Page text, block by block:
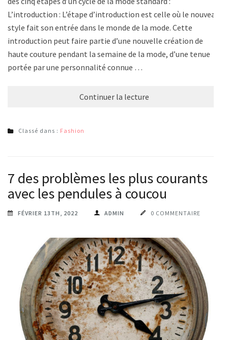
L’introduction : L’étape d’introduction est celle où le nouveau
style fait son entrée dans le monde de la mode. Cette
introduction peut faire partie d’une nouvelle création de
haute couture pendant la semaine de la mode, d’une tenue
portée par une personnalité connue …
Continuer la lecture
Classé dans : Fashion
7 des problèmes les plus courants
avec les pendules à coucou
FÉVRIER 13TH, 2022 ADMIN 0 COMMENTAIRE